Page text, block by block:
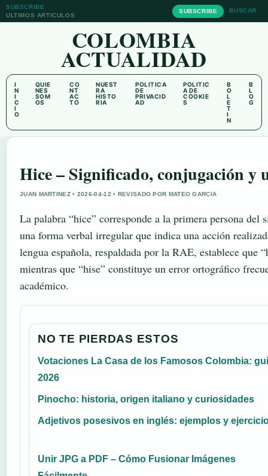
SUBSCRIBE
ULTIMOS ARTICULOS
SUBSCRIBE BUSCAR
COLOMBIA
ACTUALIDAD
I
N
I
C
I
O
QUIE
NES
SOM
OS
CO
NT
AC
TO
NUEST
RA
HISTO
RIA
POLITICA
DE
PRIVACID
AD
POLITIC
A DE
COOKIE
S
B
O
L
E
T
I
N
B
L
O
G
Hice – Significado, conjugación y
JUAN MARTINEZ • 2026-04-12 • REVISADO POR MATEO GARCIA
La palabra “hice” corresponde a la primera persona
una forma verbal irregular que indica una acción
lengua española, respaldada por la RAE, establece que
mientras que “hise” constituye un error ortográfico
académico.
NO TE PIERDAS ESTOS
Votaciones La Casa de los Famosos Colombia:
2026
Pinocho: historia, origen italiano y curiosidades
Adjetivos posesivos en inglés: ejemplos y
Unir JPG a PDF – Cómo Fusionar Imágenes